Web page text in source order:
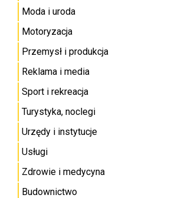
Moda i uroda
Motoryzacja
Przemysł i produkcja
Reklama i media
Sport i rekreacja
Turystyka, noclegi
Urzędy i instytucje
Usługi
Zdrowie i medycyna
Budownictwo